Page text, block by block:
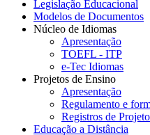
Legislação Educacional
Modelos de Documentos
Núcleo de Idiomas
Apresentação
TOEFL - ITP
e-Tec Idiomas
Projetos de Ensino
Apresentação
Regulamento e
Registros de
Educação a Distância